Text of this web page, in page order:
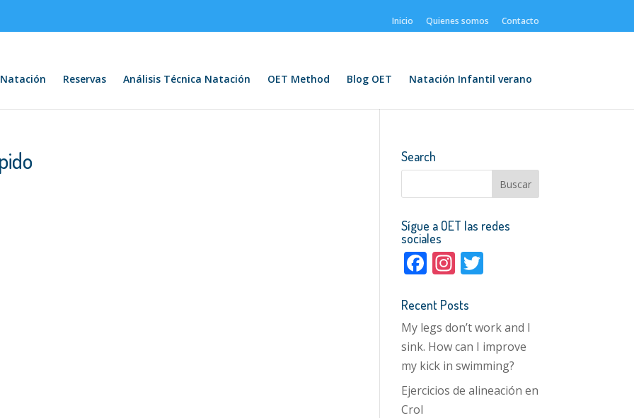
Inicio Quienes somos Contacto
Natación Reservas Análisis Técnica Natación OET Method Blog OET Natación Infantil verano
Search
Sígue a OET las redes
sociales
F
e
b
o
o
k
In
a
gr
a
m
er
Recent Posts
My legs don’t work and I
sink. How can I improve
my kick in swimming?
Ejercicios de alineación en
Crol